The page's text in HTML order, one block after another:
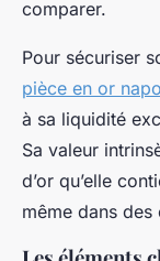
comparer.
Pour sécuriser
pièce en or
à sa liquidité
Sa valeur
d’or qu’elle
même dans